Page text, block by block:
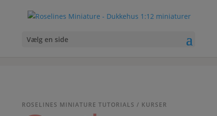
Vælg en side
ROSELINES MINIATURE TUTORIALS / KURSER